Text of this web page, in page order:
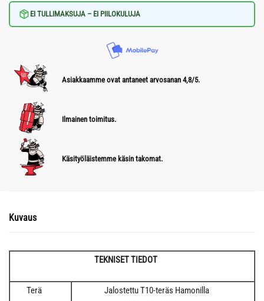
EI TULLIMAKSUJA – EI PIILOKULUJA
Asiakkaamme ovat antaneet arvosanan 4,8/5.
Ilmainen toimitus.
Käsityöläistemme käsin takomat.
Kuvaus
TEKNISET TIEDOT
Terä
Jalostettu T10-teräs Hamonilla